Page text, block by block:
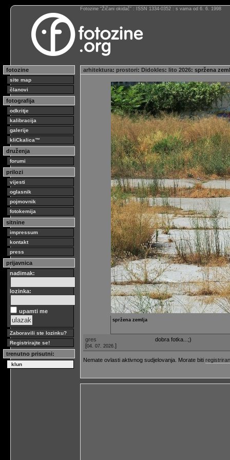
Fotozine “Žičani okidač” : ISSN 1334-0352 : s vama od 6. 6. 1998
fotozine
site map
članovi
fotografija
odkritje
kalibracija
galerije
kliCkalica™
druženja
forumi
prilozi
vijesti
oglasnik
pojmovnik
fotokemija
sitnine
impressum
kontakt
press
prijavnica
nadimak:
lozinka:
upamti me
Zaboravili ste lozinku?
Registrirajte se!
trenutno prisutni:
klun
arhitektura: prostori: Didokles: lito 2026: spržena
spržena zemlja
gres
[04. 07. 2026. ]
dobra fotka...;)
Nemate ovlasti aktivnog sudjelovanja. Morate biti